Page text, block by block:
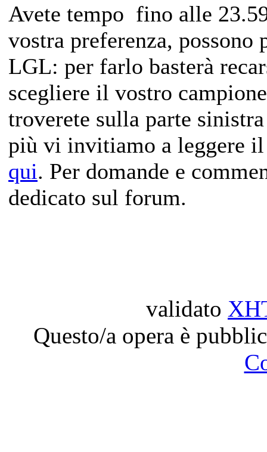
Avete tempo fino alle
vostra preferenza,
LGL: per farlo basterà
scegliere il vostro
troverete sulla parte
più vi invitiamo a leggere il
qui. Per domande e
dedicato sul forum.
validato
Questo/a opera è